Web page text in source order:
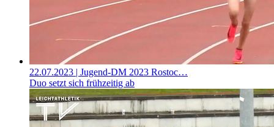
22.07.2023 | Jugend-DM 2023 Rostoc…
Duo setzt sich frühzeitig ab